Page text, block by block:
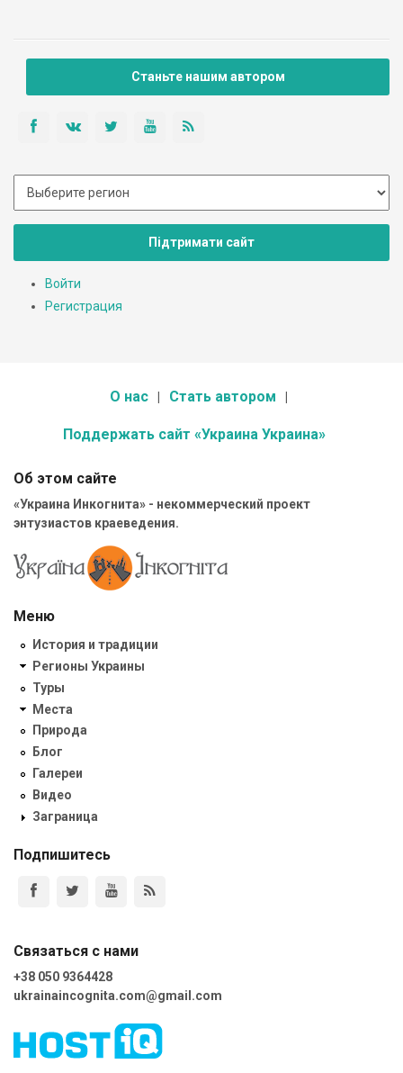
Станьте нашим автором
Підтримати сайт
Войти
Регистрация
О нас Стать автором
Поддержать сайт «Украина Украина»
Об этом сайте
«Украина Инкогнита» - некоммерческий проект
энтузиастов краеведения.
Меню
История и традиции
Регионы Украины
Туры
Места
Природа
Блог
Галереи
Видео
Заграница
Подпишитесь
Связаться с нами
+38 050 9364428
ukrainaincognita.com@gmail.com